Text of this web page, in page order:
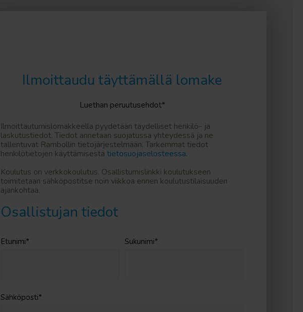
Ilmoittaudu täyttämällä lomake
Luethan peruutusehdot*
Ilmoittautumislomakkeella pyydetään täydelliset henkilö- ja
laskutustiedot. Tiedot annetaan suojatussa yhteydessä ja ne
tallentuvat Rambollin tietojärjestelmään. Tarkemmat tiedot
henkilötietojen käyttämisestä tietosuojaselosteessa.
Koulutus on verkkokoulutus. Osallistumislinkki koulutukseen
toimitetaan sähköpostitse noin viikkoa ennen koulutustilaisuuden
ajankohtaa.
Osallistujan tiedot
Etunimi* Sukunimi*
Sähköposti*